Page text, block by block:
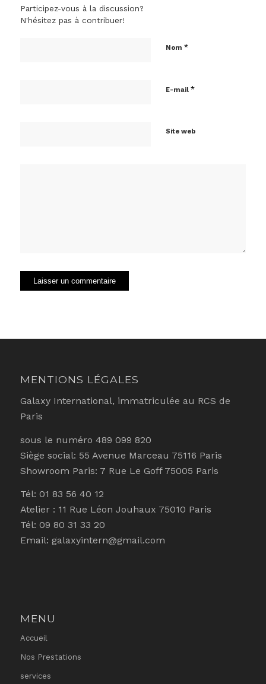
Participez-vous à la discussion?
N'hésitez pas à contribuer!
Nom *
E-mail *
Site web
MENTIONS LÉGALES
Galaxy International, immatriculée au RCS de
Paris
sous le numéro 489 099 820
Siège social: 55 Avenue Marceau 75116 Paris
Showroom Paris: 7 Rue Le Goff 75005 Paris
Tél: 01 83 56 40 12
Atelier : 11 Rue Léon Jouhaux 75010 Paris
Tél: 09 80 31 33 20
Email: galaxyintern@gmail.com
MENU
Accueil
Nos Prestations
services